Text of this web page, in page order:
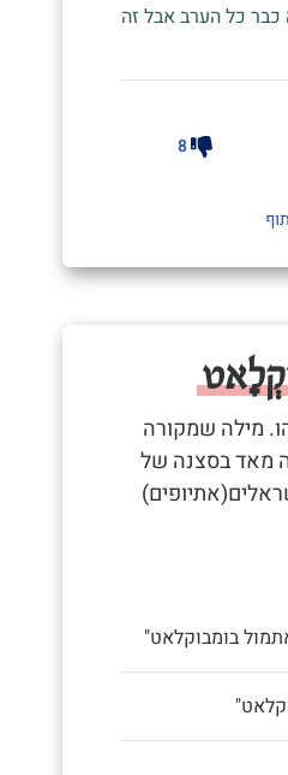
כל הערב אבל זה
8
מילה שמקורה
מאד בסצנה של
בומבוקלאט"